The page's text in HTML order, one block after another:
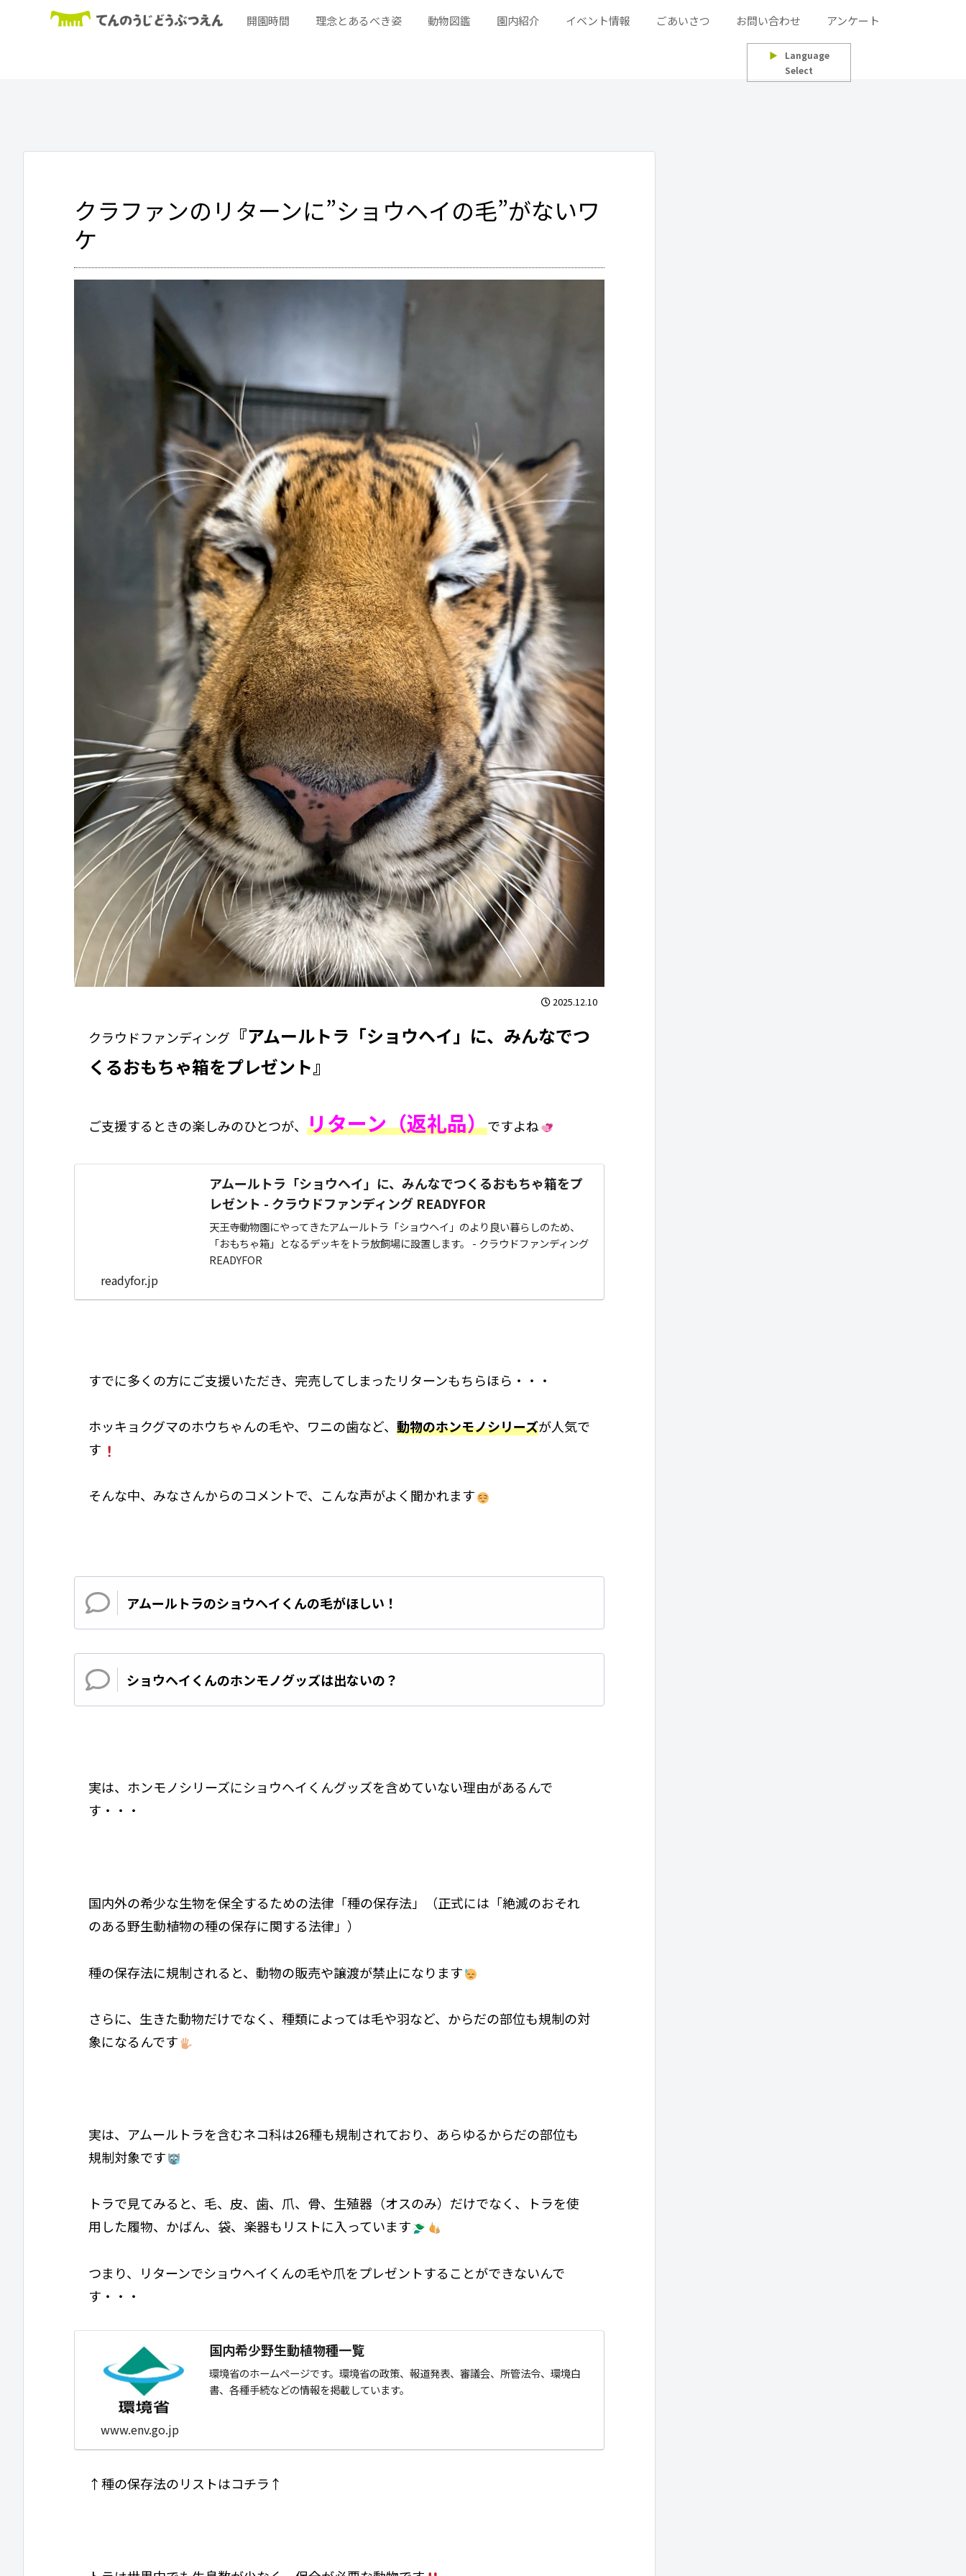
開園時間 理念とあるべき姿 動物図鑑 園内紹介 イベント情報 ごあいさつ お問い合わせ アンケート
▶
Language
Select
クラファンのリターンに”ショウヘイの毛”がないワ
ケ
2025.12.10
クラウドファンディング 『アムールトラ「ショウヘイ」に、みんなでつ
くるおもちゃ箱をプレゼント』
ご支援するときの楽しみのひとつが、 リターン（返礼品）ですよね
アムールトラ「ショウヘイ」に、みんなでつくるおもちゃ箱をプ
レゼント - クラウドファンディング READYFOR
天王寺動物園にやってきたアムールトラ「ショウヘイ」のより良い暮らしのため、
「おもちゃ箱」となるデッキをトラ放飼場に設置します。 - クラウドファンディング
READYFOR
readyfor.jp
すでに多くの方にご支援いただき、完売してしまったリターンもちらほら・・・
ホッキョクグマのホウちゃんの毛や、ワニの歯など、 動物のホンモノシリーズが人気で
す
そんな中、みなさんからのコメントで、こんな声がよく聞かれます
アムールトラのショウヘイくんの毛がほしい！
ショウヘイくんのホンモノグッズは出ないの？
実は、ホンモノシリーズにショウヘイくんグッズを含めていない理由があるんで
す・・・
国内外の希少な生物を保全するための法律「種の保存法」（正式には「絶滅のおそれ
のある野生動植物の種の保存に関する法律」）
種の保存法に規制されると、動物の販売や譲渡が禁止になります
さらに、生きた動物だけでなく、種類によっては毛や羽など、からだの部位も規制の対
象になるんです
実は、アムールトラを含むネコ科は26種も規制されており、あらゆるからだの部位も
規制対象です
トラで見てみると、毛、皮、歯、爪、骨、生殖器（オスのみ）だけでなく、トラを使
用した履物、かばん、袋、楽器もリストに入っています
つまり、リターンでショウヘイくんの毛や爪をプレゼントすることができないんで
す・・・
国内希少野生動植物種一覧
環境省のホームページです。環境省の政策、報道発表、審議会、所管法令、環境白
書、各種手続などの情報を掲載しています。
www.env.go.jp
↑種の保存法のリストはコチラ↑